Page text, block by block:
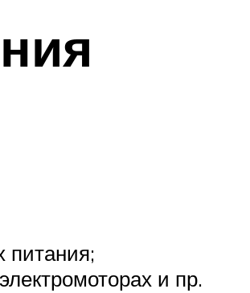
питания;
и пр.